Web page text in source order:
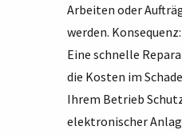
Arbeiten oder
werden.
Eine schnelle
die Kosten im
Ihrem Betrieb
elektronischer